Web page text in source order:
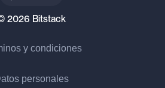
2026 Bitstack
y condiciones
personales